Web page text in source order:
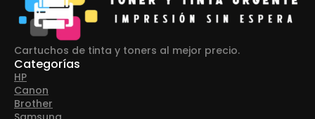
Cartuchos de tinta y toners al mejor precio.
Categorías
HP
Canon
Brother